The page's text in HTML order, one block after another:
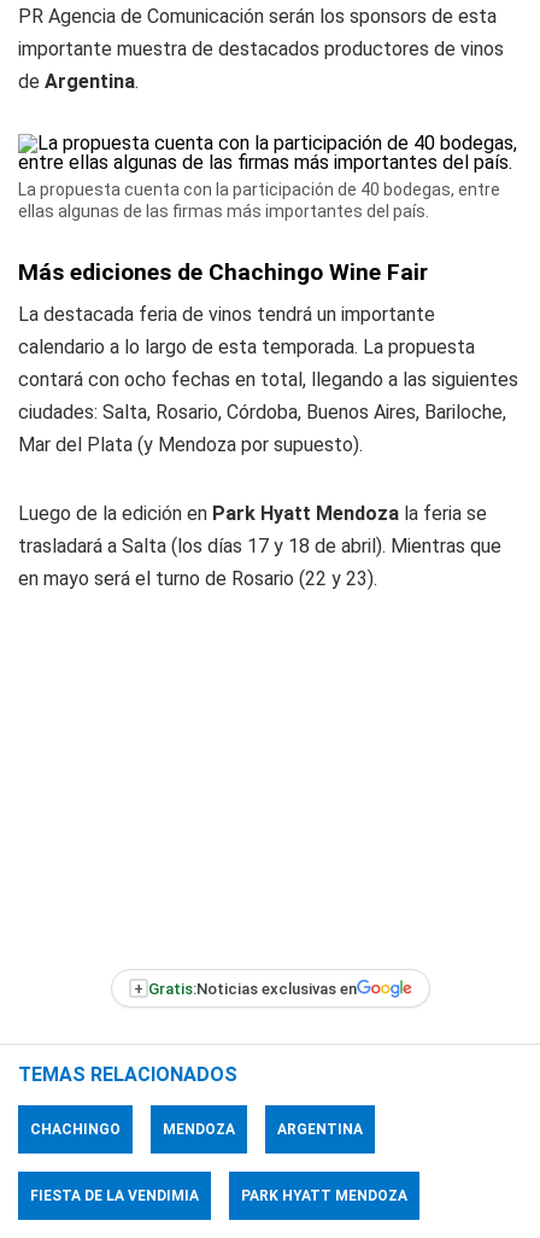
PR Agencia de Comunicación serán los sponsors de esta
importante muestra de destacados productores de vinos
de Argentina.
La propuesta cuenta con la participación de 40 bodegas, entre
ellas algunas de las firmas más importantes del país.
Más ediciones de Chachingo Wine Fair
La destacada feria de vinos tendrá un importante
calendario a lo largo de esta temporada. La propuesta
contará con ocho fechas en total, llegando a las siguientes
ciudades: Salta, Rosario, Córdoba, Buenos Aires, Bariloche,
Mar del Plata (y Mendoza por supuesto).
Luego de la edición en Park Hyatt Mendoza la feria se
trasladará a Salta (los días 17 y 18 de abril). Mientras que
en mayo será el turno de Rosario (22 y 23).
+ Gratis:Noticias exclusivas en
TEMAS RELACIONADOS
CHACHINGO MENDOZA ARGENTINA
FIESTA DE LA VENDIMIA PARK HYATT MENDOZA